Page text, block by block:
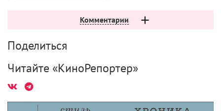
Комментарии
Поделиться
Читайте «КиноРепортер»